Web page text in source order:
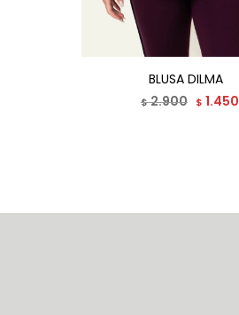
BLUSA DILMA
$2.900 $ 1.450